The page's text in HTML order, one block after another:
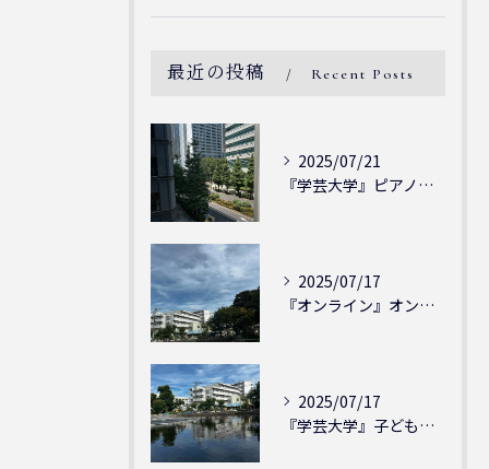
最近の投稿 Recent Posts
2025/07/21
『学芸大学』ピアノを弾ける喜び - シェリー・アーツ音楽教室...
2025/07/17
『オンライン』オンラインの会員様大募集中！シェリー・アーツ音...
2025/07/17
『学芸大学』子どもには子どもの表現が大切！シェリー・アーツ音...